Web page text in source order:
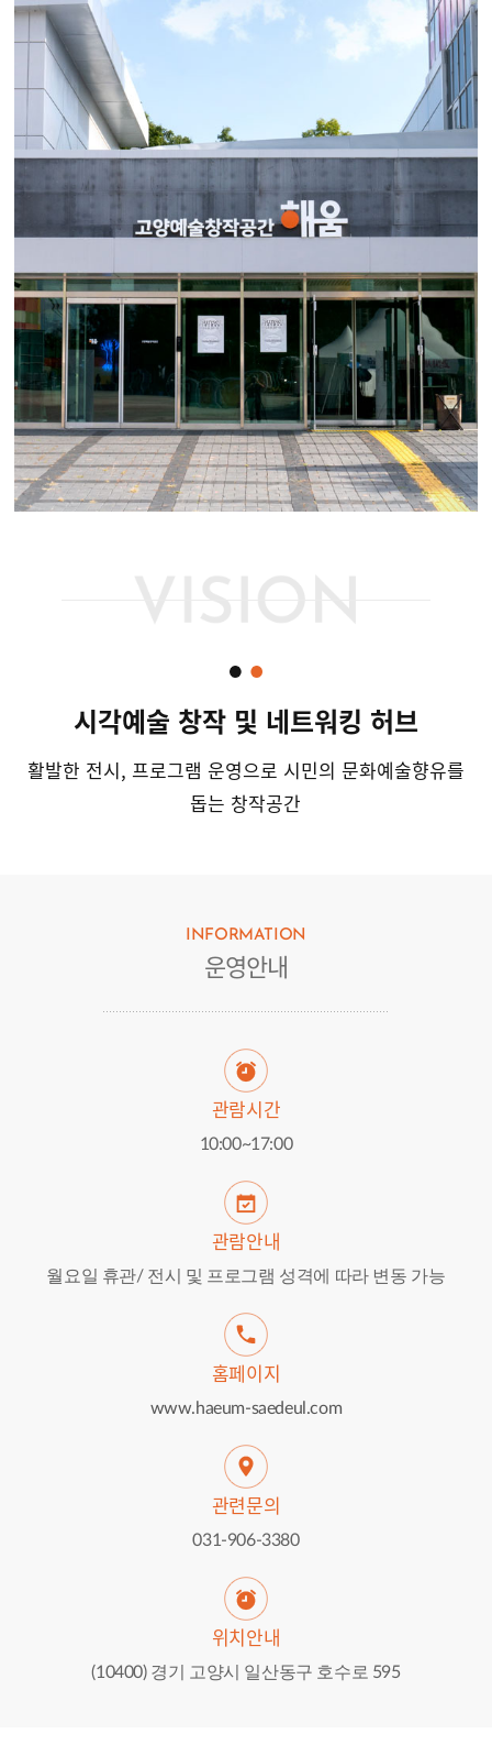
시각예술 창작 및 네트워킹 허브
활발한 전시, 프로그램 운영으로 시민의 문화예술향유를
돕는 창작공간
INFORMATION
운영안내
관람시간
10:00~17:00
관람안내
월요일 휴관/ 전시 및 프로그램 성격에 따라 변동 가능
홈페이지
www.haeum-saedeul.com
관련문의
031-906-3380
위치안내
(10400) 경기 고양시 일산동구 호수로 595